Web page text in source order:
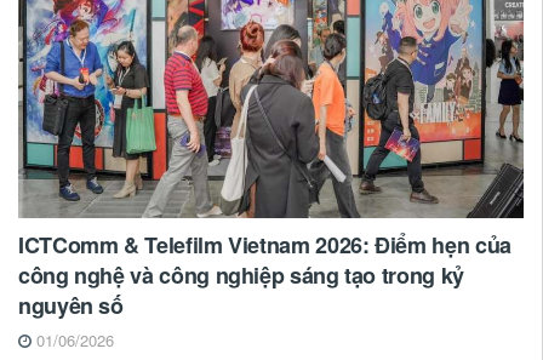
ICTComm & Telefilm Vietnam 2026: Điểm hẹn của
công nghệ và công nghiệp sáng tạo trong kỷ
nguyên số
01/06/2026